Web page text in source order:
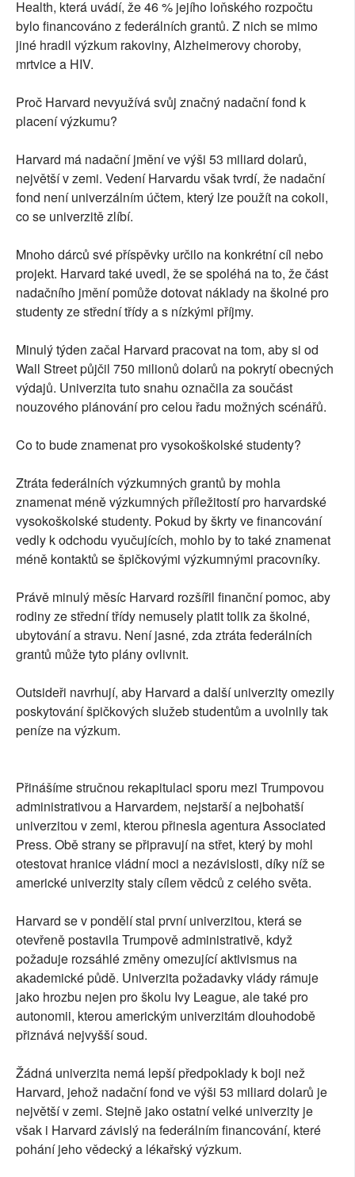
Health, která uvádí, že 46 % jejího loňského rozpočtu
bylo financováno z federálních grantů. Z nich se mimo
jiné hradil výzkum rakoviny, Alzheimerovy choroby,
mrtvice a HIV.
Proč Harvard nevyužívá svůj značný nadační fond k
placení výzkumu?
Harvard má nadační jmění ve výši 53 miliard dolarů,
největší v zemi. Vedení Harvardu však tvrdí, že nadační
fond není univerzálním účtem, který lze použít na cokoli,
co se univerzitě zlíbí.
Mnoho dárců své příspěvky určilo na konkrétní cíl nebo
projekt. Harvard také uvedl, že se spoléhá na to, že část
nadačního jmění pomůže dotovat náklady na školné pro
studenty ze střední třídy a s nízkými příjmy.
Minulý týden začal Harvard pracovat na tom, aby si od
Wall Street půjčil 750 milionů dolarů na pokrytí obecných
výdajů. Univerzita tuto snahu označila za součást
nouzového plánování pro celou řadu možných scénářů.
Co to bude znamenat pro vysokoškolské studenty?
Ztráta federálních výzkumných grantů by mohla
znamenat méně výzkumných příležitostí pro harvardské
vysokoškolské studenty. Pokud by škrty ve financování
vedly k odchodu vyučujících, mohlo by to také znamenat
méně kontaktů se špičkovými výzkumnými pracovníky.
Právě minulý měsíc Harvard rozšířil finanční pomoc, aby
rodiny ze střední třídy nemusely platit tolik za školné,
ubytování a stravu. Není jasné, zda ztráta federálních
grantů může tyto plány ovlivnit.
Outsideři navrhují, aby Harvard a další univerzity omezily
poskytování špičkových služeb studentům a uvolnily tak
peníze na výzkum.
Přinášíme stručnou rekapitulaci sporu mezi Trumpovou
administrativou a Harvardem, nejstarší a nejbohatší
univerzitou v zemi, kterou přinesla agentura Associated
Press. Obě strany se připravují na střet, který by mohl
otestovat hranice vládní moci a nezávislosti, díky níž se
americké univerzity staly cílem vědců z celého světa.
Harvard se v pondělí stal první univerzitou, která se
otevřeně postavila Trumpově administrativě, když
požaduje rozsáhlé změny omezující aktivismus na
akademické půdě. Univerzita požadavky vlády rámuje
jako hrozbu nejen pro školu Ivy League, ale také pro
autonomii, kterou americkým univerzitám dlouhodobě
přiznává nejvyšší soud.
Žádná univerzita nemá lepší předpoklady k boji než
Harvard, jehož nadační fond ve výši 53 miliard dolarů je
největší v zemi. Stejně jako ostatní velké univerzity je
však i Harvard závislý na federálním financování, které
pohání jeho vědecký a lékařský výzkum.